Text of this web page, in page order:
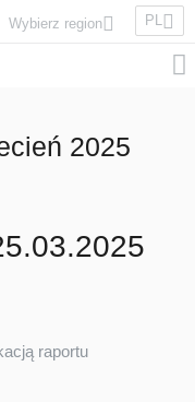
Wybierz region PL
2025
raportu